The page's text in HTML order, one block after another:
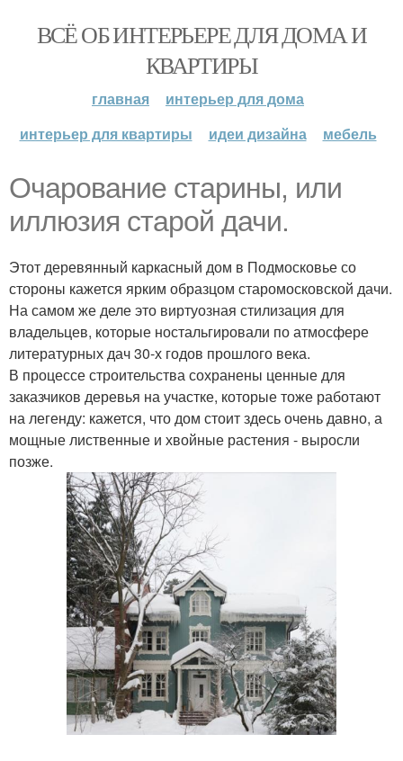
ВСЁ ОБ ИНТЕРЬЕРЕ ДЛЯ ДОМА И
КВАРТИРЫ
главная
интерьер для дома
интерьер для квартиры
идеи дизайна мебель
Очарование старины, или
иллюзия старой дачи.
Этот деревянный каркасный дом в Подмосковье со
стороны кажется ярким образцом старомосковской дачи.
На самом же деле это виртуозная стилизация для
владельцев, которые ностальгировали по атмосфере
литературных дач 30-х годов прошлого века.
В процессе строительства сохранены ценные для
заказчиков деревья на участке, которые тоже работают
на легенду: кажется, что дом стоит здесь очень давно, а
мощные лиственные и хвойные растения - выросли
позже.